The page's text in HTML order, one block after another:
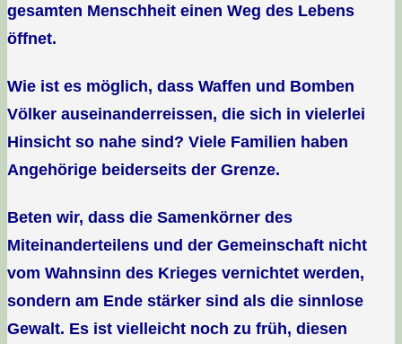
gesamten Menschheit einen Weg des Lebens
öffnet.
Wie ist es möglich, dass Waffen und Bomben
Völker auseinanderreissen, die sich in vielerlei
Hinsicht so nahe sind? Viele Familien haben
Angehörige beiderseits der Grenze.
Beten wir, dass die Samenkörner des
Miteinanderteilens und der Gemeinschaft nicht
vom Wahnsinn des Krieges vernichtet werden,
sondern am Ende stärker sind als die sinnlose
Gewalt. Es ist vielleicht noch zu früh, diesen